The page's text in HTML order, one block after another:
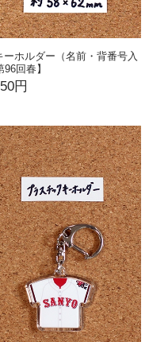
ーホルダー（名前・背番号入
回春】
円